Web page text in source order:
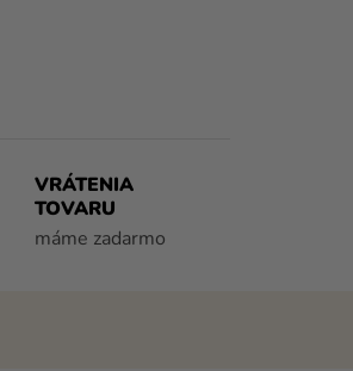
VRÁTENIA
TOVARU
máme zadarmo